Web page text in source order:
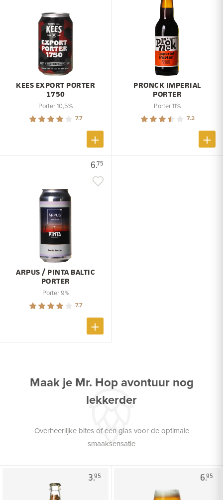
KEES EXPORT PORTER
1750
Porter 10,5%
7.7
PRONCK IMPERIAL
PORTER
Porter 11%
7.2
6.75
ARPUS / PINTA BALTIC
PORTER
Porter 9%
7.7
Maak je Mr. Hop avontuur nog
lekkerder
Overheerlijke bites of een glas voor de optimale
smaaksensatie
3.95 6.95